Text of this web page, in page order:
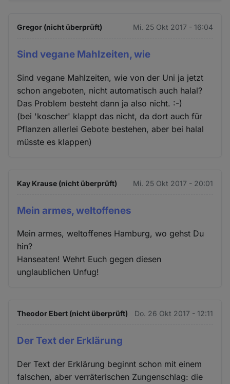
Gregor (nicht überprüft) Mi. 25 Okt 2017 - 16:04
Sind vegane Mahlzeiten, wie
Sind vegane Mahlzeiten, wie von der Uni ja jetzt
schon angeboten, nicht automatisch auch halal?
Das Problem besteht dann ja also nicht. :-)
(bei 'koscher' klappt das nicht, da dort auch für
Pflanzen allerlei Gebote bestehen, aber bei halal
müsste es klappen)
Kay Krause (nicht überprüft) Mi. 25 Okt 2017 - 20:01
Mein armes, weltoffenes
Mein armes, weltoffenes Hamburg, wo gehst Du
hin?
Hanseaten! Wehrt Euch gegen diesen
unglaublichen Unfug!
Theodor Ebert (nicht überprüft) Do. 26 Okt 2017 - 12:11
Der Text der Erklärung
Der Text der Erklärung beginnt schon mit einem
falschen, aber verräterischen Zungenschlag: die